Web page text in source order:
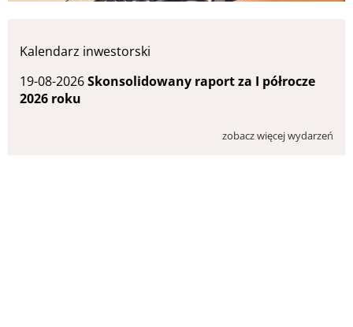
Kalendarz inwestorski
19-08-2026Skonsolidowany raport za I półrocze
2026 roku
zobacz więcej wydarzeń